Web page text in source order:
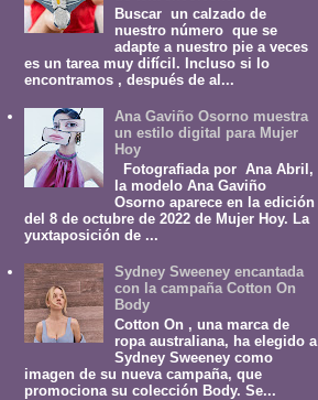
Buscar un calzado de
nuestro número que se
adapte a nuestro pie a veces
es un tarea muy difícil. Incluso si lo
encontramos , después de al...
Ana Gaviño Osorno muestra
un estilo digital para Mujer
Hoy
Fotografiada por Ana Abril,
la modelo Ana Gaviño
Osorno aparece en la edición
del 8 de octubre de 2022 de Mujer Hoy. La
yuxtaposición de ...
Sydney Sweeney encantada
con la campaña Cotton On
Body
Cotton On , una marca de
ropa australiana, ha elegido a
Sydney Sweeney como
imagen de su nueva campaña, que
promociona su colección Body. Se...